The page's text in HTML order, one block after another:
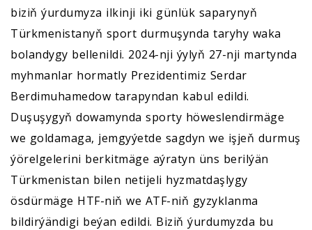
biziň ýurdumyza ilkinji iki günlük saparynyň
Türkmenistanyň sport durmuşynda taryhy waka
bolandygy bellenildi. 2024-nji ýylyň 27-nji martynda
myhmanlar hormatly Prezidentimiz Serdar
Berdimuhamedow tarapyndan kabul edildi.
Duşuşygyň dowamynda sporty höweslendirmäge
we goldamaga, jemgyýetde sagdyn we işjeň durmuş
ýörelgelerini berkitmäge aýratyn üns berilýän
Türkmenistan bilen netijeli hyzmatdaşlygy
ösdürmäge HTF-niň we ATF-niň gyzyklanma
bildirýändigi beýan edildi. Biziň ýurdumyzda bu